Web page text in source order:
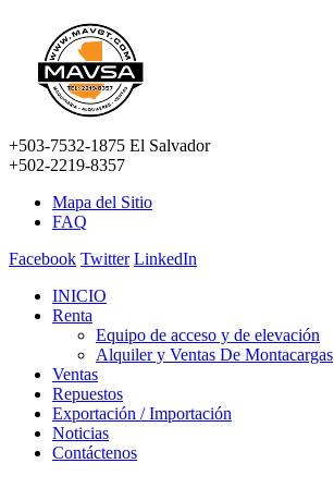
+503-7532-1875 El Salvador
+502-2219-8357
Mapa del Sitio
FAQ
Facebook Twitter LinkedIn
INICIO
Renta
Equipo de acceso y de elevación
Alquiler y Ventas De Montacargas
Ventas
Repuestos
Exportación / Importación
Noticias
Contáctenos